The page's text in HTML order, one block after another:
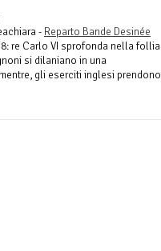
- Reparto Bande Desinée
re Carlo VI sprofonda nella follia
si dilaniano in una
gli eserciti inglesi prendono